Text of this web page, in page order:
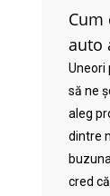
Cum
auto
Uneori
să ne
aleg
dintre
cred